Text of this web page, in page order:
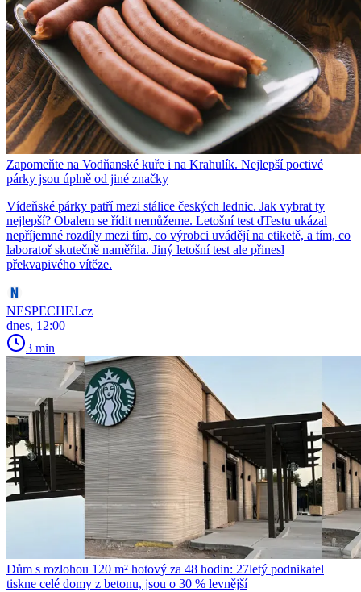
Zapomeňte na Vodňanské kuře i na Krahulík. Nejlepší poctivé
párky jsou úplně od jiné značky
Vídeňské párky patří mezi stálice českých lednic. Jak vybrat ty
nejlepší? Obalem se řídit nemůžeme. Letošní test dTestu ukázal
nepříjemné rozdíly mezi tím, co výrobci uvádějí na etiketě, a tím, co
laboratoř skutečně naměřila. Jiný letošní test ale přinesl
překvapivého vítěze.
NESPECHEJ.cz
dnes, 12:00
3 min
Dům s rozlohou 120 m² hotový za 48 hodin: 27letý podnikatel
tiskne celé domy z betonu, jsou o 30 % levnější